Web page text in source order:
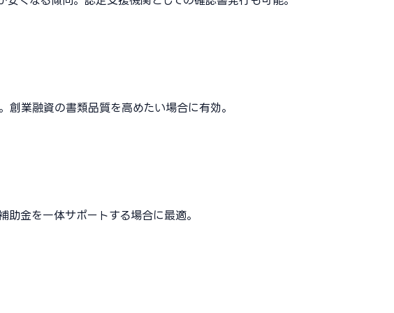
業融資の書類品質を高めたい場合に有効。
金を一体サポートする場合に最適。